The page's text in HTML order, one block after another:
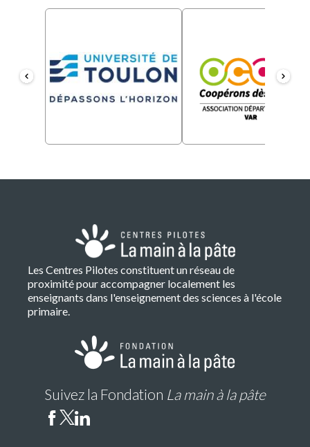
Les Centres Pilotes constituent un réseau de
proximité pour accompagner localement les
enseignants dans l'enseignement des sciences à l'école
primaire.
Suivez la Fondation La main à la pâte